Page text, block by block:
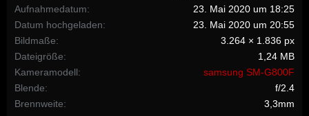
Aufnahmedatum
23. Mai 2020 um 18:25
Datum hochgeladen
23. Mai 2020 um 20:55
Bildmaße
3.264 × 1.836 px
Dateigröße
1,24 MB
Kameramodell
samsung SM-G800F
Blende
f/2.4
Brennweite
3,3mm